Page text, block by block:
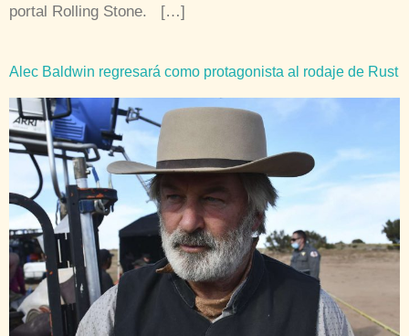
portal Rolling Stone. […]
Alec Baldwin regresará como protagonista al rodaje de Rust